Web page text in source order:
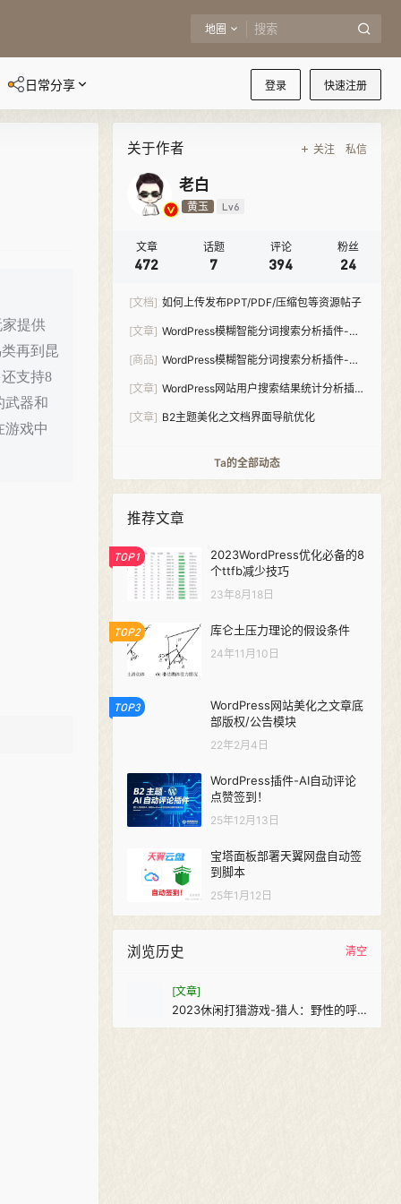
地圈
登录 快速注册
日常分享
家提供
再到昆
支持8
武器和
游戏中
关于作者 关注 私信
老白
黄玉 Lv6
文章
472
话题
7
评论
394
粉丝
24
[文档] 如何上传发布PPT/PDF/压缩包等资源帖子
[文章] WordPress模糊智能分词搜索分析插件-
[商品] WordPress模糊智能分词搜索分析插件-
[文章] WordPress网站用户搜索结果统计分析插
[文章] B2主题美化之文档界面导航优化
Ta的全部动态
推荐文章
TOP1
2023WordPress优化必备的8
个ttfb减少技巧
23年8月18日
TOP2 库仑土压力理论的假设条件
24年11月10日
TOP3
WordPress网站美化之文章底
部版权/公告模块
22年2月4日
WordPress插件-AI自动评论
点赞签到！
25年12月13日
宝塔面板部署天翼网盘自动签
到脚本
25年1月12日
浏览历史 清空
[文章]
2023休闲打猎游戏-猎人：野性的呼
唤（解锁全DLC最新密西西比保护